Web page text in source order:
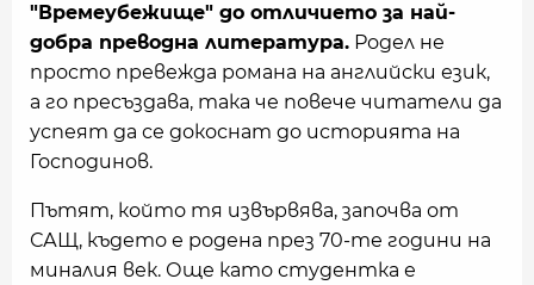
"Времеубежище" до отличието за най-
добра преводна литература. Родел не
просто превежда романа на английски език,
а го пресъздава, така че повече читатели да
успеят да се докоснат до историята на
Господинов.
Пътят, който тя извървява, започва от
САЩ, където е родена през 70-те години на
миналия век. Още като студентка е